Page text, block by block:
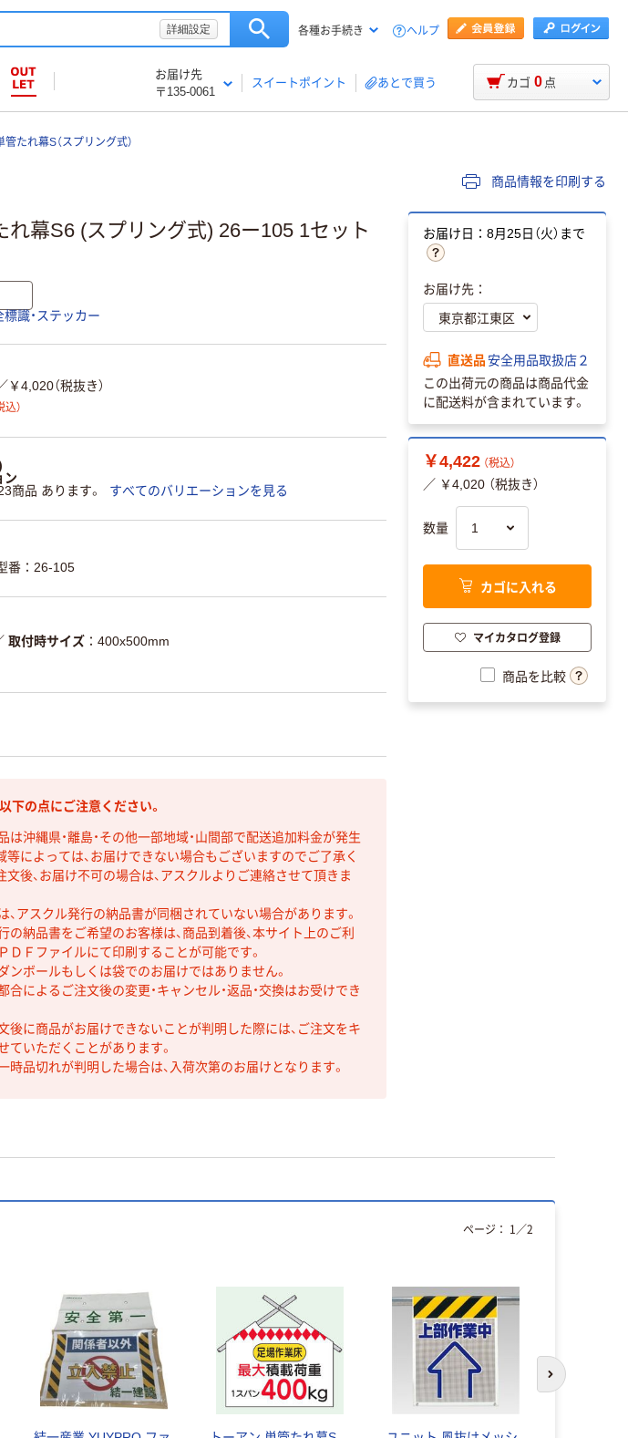
詳細設定 各種お手続き ヘルプ
お届け先
〒135-0061
スイートポイント あとで買う カゴ 0 点
管たれ幕S（スプリング式）
商品情報を印刷する
れ幕S6 (スプリング式) 26ー105 1セット
標識・ステッカー
￥4,020（税抜き）
込）
ン
商品 あります。
すべてのバリエーションを見る
番：26-105
取付時サイズ
400x500mm
下の点にご注意ください。
は沖縄県・離島・その他一部地域・山間部で配送追加料金が発生
等によっては、お届けできない場合もございますのでご了承く
文後、お届け不可の場合は、アスクルよりご連絡させて頂きま
、アスクル発行の納品書が同梱されていない場合があります。
の納品書をご希望のお客様は、商品到着後、本サイト上のご利
ＤＦファイルにて印刷することが可能です。
ンボールもしくは袋でのお届けではありません。
合によるご注文後の変更・キャンセル・返品・交換はお受けでき
後に商品がお届けできないことが判明した際には、ご注文をキ
ていただくことがあります。
時品切れが判明した場合は、入荷次第のお届けとなります。
お届け日：8月25日（火）まで
お届け先：
直送品安全用品取扱店２
この出荷元の商品は商品代金
に配送料が含まれています。
￥4,422 （税込）
／ ￥4,020 （税抜き）
数量
カゴに入れる
マイカタログ登録
商品を比較
ページ： 1 ／2
次のスライド